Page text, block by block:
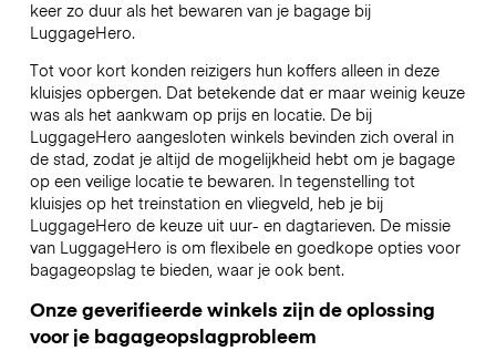
keer zo duur als het bewaren van je bagage bij
LuggageHero.
Tot voor kort konden reizigers hun koffers alleen in deze
kluisjes opbergen. Dat betekende dat er maar weinig keuze
was als het aankwam op prijs en locatie. De bij
LuggageHero aangesloten winkels bevinden zich overal in
de stad, zodat je altijd de mogelijkheid hebt om je bagage
op een veilige locatie te bewaren. In tegenstelling tot
kluisjes op het treinstation en vliegveld, heb je bij
LuggageHero de keuze uit uur- en dagtarieven. De missie
van LuggageHero is om flexibele en goedkope opties voor
bagageopslag te bieden, waar je ook bent.
Onze geverifieerde winkels zijn de oplossing
voor je bagageopslagprobleem